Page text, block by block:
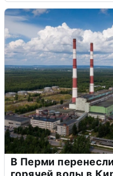
В Перми